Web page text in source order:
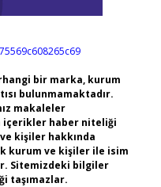
bir marka, kurum
bulunmamaktadır.
makaleler
içerikler haber niteliği
kişiler hakkında
kurum ve kişiler ile isim
Sitemizdeki bilgiler
taşımazlar.